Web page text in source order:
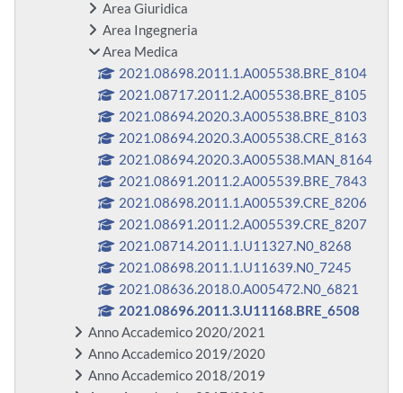
Area Giuridica
Area Ingegneria
Area Medica
2021.08698.2011.1.A005538.BRE_8104
2021.08717.2011.2.A005538.BRE_8105
2021.08694.2020.3.A005538.BRE_8103
2021.08694.2020.3.A005538.CRE_8163
2021.08694.2020.3.A005538.MAN_8164
2021.08691.2011.2.A005539.BRE_7843
2021.08698.2011.1.A005539.CRE_8206
2021.08691.2011.2.A005539.CRE_8207
2021.08714.2011.1.U11327.N0_8268
2021.08698.2011.1.U11639.N0_7245
2021.08636.2018.0.A005472.N0_6821
2021.08696.2011.3.U11168.BRE_6508
Anno Accademico 2020/2021
Anno Accademico 2019/2020
Anno Accademico 2018/2019